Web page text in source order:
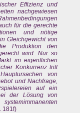
Effizienz und
nachgewiesen
für die gerechte
und nötige
Gleichgewicht von
Produktion den
wird. Nur so
im eigentlichen
Konkurrenz tritt
von
und Nachfrage,
auf ein
der Lösung von
181f)